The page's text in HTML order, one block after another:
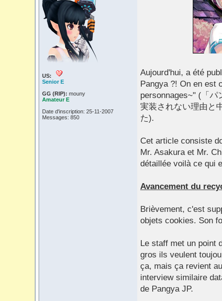
US:
Senior E
GG (RIP): mouny
Amateur E
Date d'inscription: 25-11-2007
Messages: 850
Aujourd'hui, a été
Pangya ?! On en est
personnages~" (「
実装されない理由と
た).
Cet article consiste
Mr. Asakura et Mr.
détaillée voilà ce qui
Avancement du
Brièvement, c'est
objets cookies. Son
Le staff met un point
gros ils veulent
ça, mais ça revient
interview similaire
de Pangya JP.